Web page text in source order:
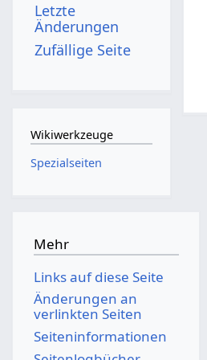
Letzte
Änderungen
Zufällige Seite
Wikiwerkzeuge
Spezialseiten
Mehr
Links auf diese Seite
Änderungen an
verlinkten Seiten
Seiten­­informationen